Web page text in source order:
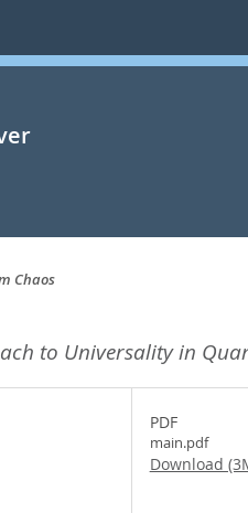
Chaos
to Universality in
PDF
main.pdf
Download